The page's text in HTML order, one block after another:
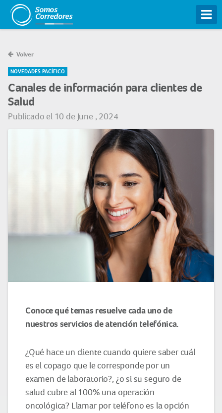
Volver
NOVEDADES PACÍFICO
Canales de información para clientes de
Salud
Publicado el 10 de June , 2024
Conoce qué temas resuelve cada uno de
nuestros servicios de atención telefónica.
¿Qué hace un cliente cuando quiere saber cuál
es el copago que le corresponde por un
examen de laboratorio?, ¿o si su seguro de
salud cubre al 100% una operación
oncológica? Llamar por teléfono es la opción